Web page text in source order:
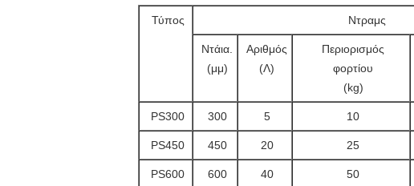
Τύπος Ντραμς
Ντάια.
(μμ)
Αριθμός
(Λ)
Περιορισμός
φορτίου
(kg)
PS300 300 5 10
PS450 450 20 25
PS600 600 40 50